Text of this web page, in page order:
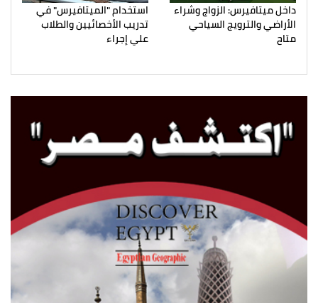
داخل ميتافيرس: الزواج وشراء
الأراضي والترويج السياحي
متاح
استخدام "الميتافيرس" في
تدريب الأخصائيين والطلاب
علي إجراء